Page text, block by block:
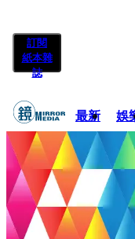
訂閱
紙本雜
誌
最新 娛